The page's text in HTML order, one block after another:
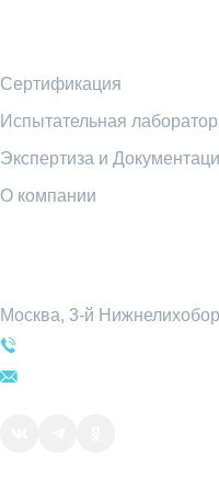
Сертификация
Испытательная
Экспертиза и
О компании
Москва, 3-й